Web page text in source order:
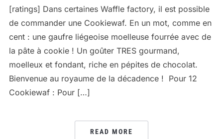
[ratings] Dans certaines Waffle factory, il est possible
de commander une Cookiewaf. En un mot, comme en
cent : une gaufre liégeoise moelleuse fourrée avec de
la pâte à cookie ! Un goûter TRES gourmand,
moelleux et fondant, riche en pépites de chocolat.
Bienvenue au royaume de la décadence ! Pour 12
Cookiewaf : Pour […]
READ MORE